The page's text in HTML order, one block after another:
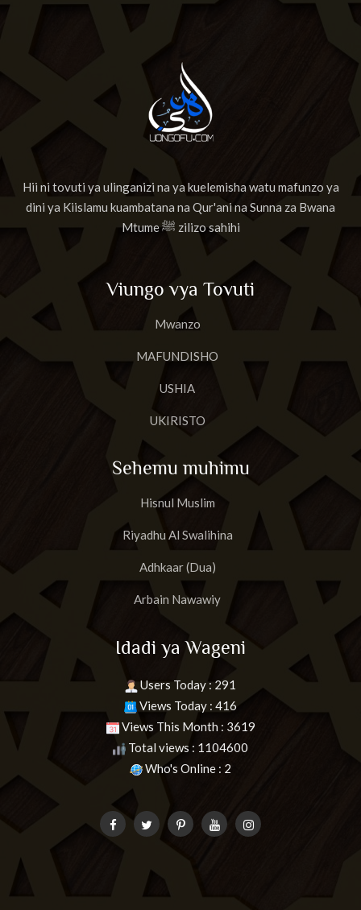
Hii ni tovuti ya ulinganizi na ya kuelemisha watu mafunzo ya
dini ya Kiislamu kuambatana na Qur'ani na Sunna za Bwana
Mtume ﷺ zilizo sahihi
Viungo vya Tovuti
Mwanzo
MAFUNDISHO
USHIA
UKIRISTO
Sehemu muhimu
Hisnul Muslim
Riyadhu Al Swalihina
Adhkaar (Dua)
Arbain Nawawiy
Idadi ya Wageni
Users Today : 291
Views Today : 416
Views This Month : 3619
Total views : 1104600
Who's Online : 2